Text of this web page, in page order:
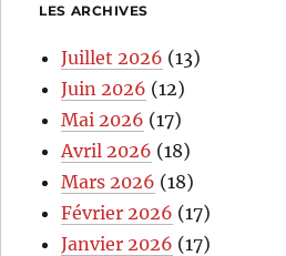
LES ARCHIVES
Juillet 2026 (13)
Juin 2026 (12)
Mai 2026 (17)
Avril 2026 (18)
Mars 2026 (18)
Février 2026 (17)
Janvier 2026 (17)